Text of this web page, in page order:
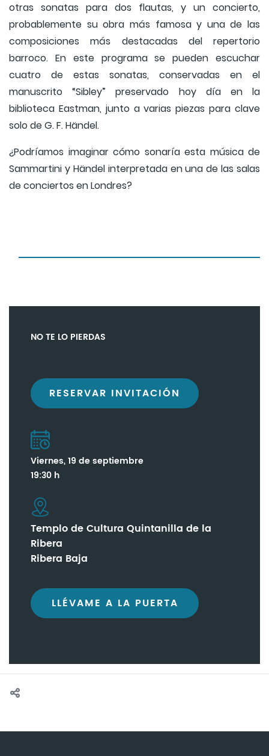
otras sonatas para dos flautas, y un concierto,
probablemente su obra más famosa y una de las
composiciones más destacadas del repertorio
barroco. En este programa se pueden escuchar
cuatro de estas sonatas, conservadas en el
manuscrito “Sibley” preservado hoy día en la
biblioteca Eastman, junto a varias piezas para clave
solo de G. F. Händel.
¿Podríamos imaginar cómo sonaría esta música de
Sammartini y Händel interpretada en una de las salas
de conciertos en Londres?
NO TE LO PIERDAS
RESERVAR INVITACIÓN
Viernes, 19 de septiembre
19:30 h
Templo de Cultura Quintanilla de la
Ribera
Ribera Baja
LLÉVAME A LA PUERTA